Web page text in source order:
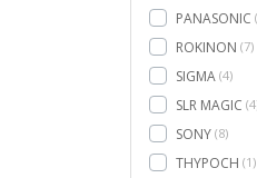
PANASONIC
ROKINON 7
SIGMA 4
SLR MAGIC 4
SONY 8
THYPOCH 1